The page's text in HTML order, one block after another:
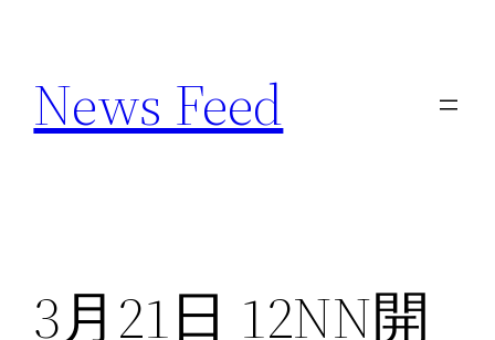
content
News Feed
3月21日 12NN開